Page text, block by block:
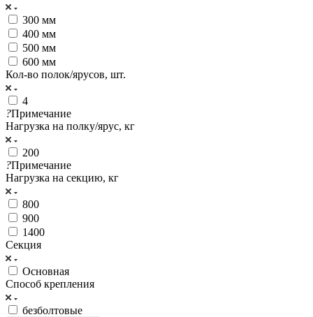
300 мм
400 мм
500 мм
600 мм
Кол-во полок/ярусов, шт.
4
?Примечание
Нагрузка на полку/ярус, кг
200
?Примечание
Нагрузка на секцию, кг
800
900
1400
Секция
Основная
Cпособ крепления
безболтовые